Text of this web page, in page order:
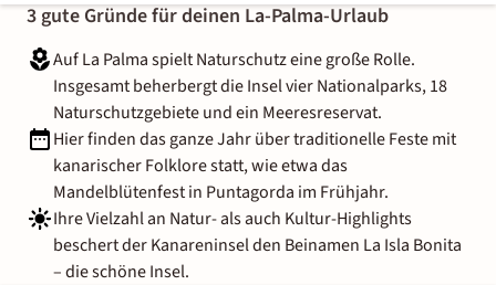
3 gute Gründe für deinen La-Palma-Urlaub
Auf La Palma spielt Naturschutz eine große Rolle.
Insgesamt beherbergt die Insel vier Nationalparks, 18
Naturschutzgebiete und ein Meeresreservat.
Hier finden das ganze Jahr über traditionelle Feste mit
kanarischer Folklore statt, wie etwa das
Mandelblütenfest in Puntagorda im Frühjahr.
Ihre Vielzahl an Natur- als auch Kultur-Highlights
beschert der Kanareninsel den Beinamen La Isla Bonita
– die schöne Insel.